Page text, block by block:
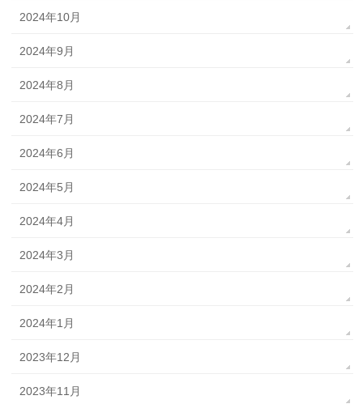
2024年10月
2024年9月
2024年8月
2024年7月
2024年6月
2024年5月
2024年4月
2024年3月
2024年2月
2024年1月
2023年12月
2023年11月